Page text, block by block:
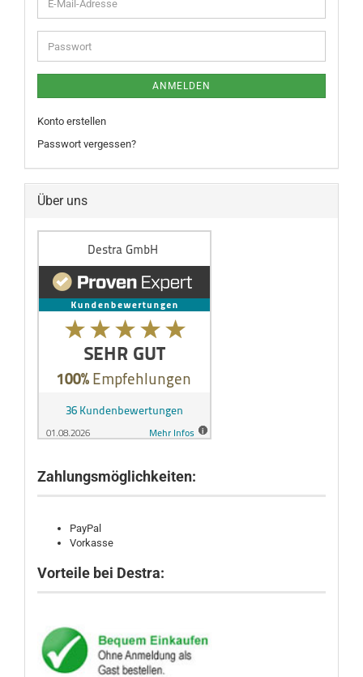
ANMELDEN
Konto erstellen
Passwort vergessen?
Über uns
Zahlungsmöglichkeiten:
PayPal
Vorkasse
Vorteile bei Destra: